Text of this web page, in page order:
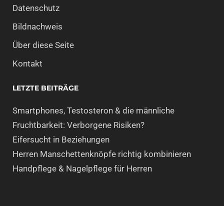
Datenschutz
Bildnachweis
Über diese Seite
Kontakt
LETZTE BEITRÄGE
Smartphones, Testosteron & die männliche
Fruchtbarkeit: Verborgene Risiken?
Eifersucht in Beziehungen
Herren Manschettenknöpfe richtig kombinieren
Handpflege & Nagelpflege für Herren